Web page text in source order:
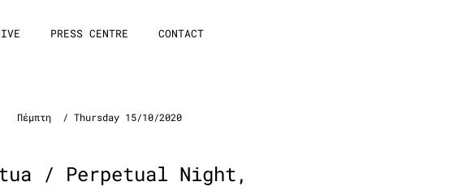
PRESS CENTRE CONTACT
Πέμπτη / Thursday 15/10/2020
/ Perpetual Night,